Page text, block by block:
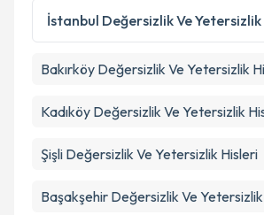
İstanbul Değersizlik Ve
Bakırköy Değersizlik Ve Yetersizlik
Kadıköy Değersizlik Ve Yetersizlik
Şişli Değersizlik Ve Yetersizlik Hisleri
Başakşehir Değersizlik Ve